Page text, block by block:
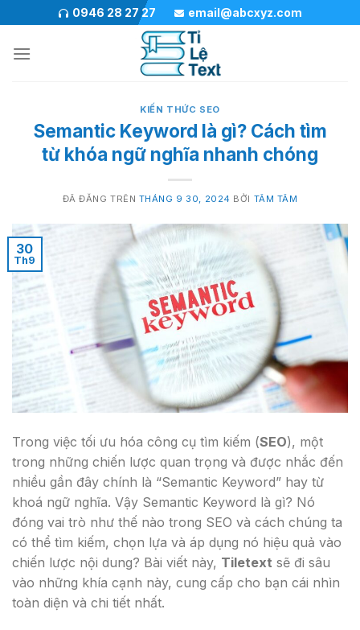
đến
nội
0946 28 27 27 email@abcxyz.com
KIẾN THỨC SEO
Semantic Keyword là gì? Cách tìm
từ khóa ngữ nghĩa nhanh chóng
ĐÃ ĐĂNG TRÊN THÁNG 9 30, 2024 BỞI TÂM TÂM
30
Th9
Trong việc tối ưu hóa công cụ tìm kiếm (SEO), một
trong những chiến lược quan trọng và được nhắc đến
nhiều gần đây chính là “Semantic Keyword” hay từ
khoá ngữ nghĩa. Vậy Semantic Keyword là gì? Nó
đóng vai trò như thế nào trong SEO và cách chúng ta
có thể tìm kiếm, chọn lựa và áp dụng nó hiệu quả vào
chiến lược nội dung? Bài viết này, Tiletext sẽ đi sâu
vào những khía cạnh này, cung cấp cho bạn cái nhìn
toàn diện và chi tiết nhất.